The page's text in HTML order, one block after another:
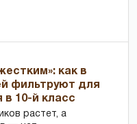
как в
фильтруют для
в 10-й класс
растет, а